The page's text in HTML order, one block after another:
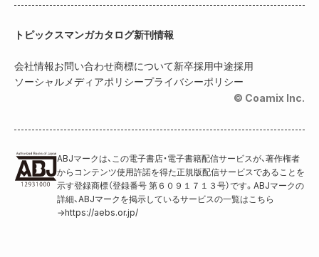
トピックスマンガカタログ新刊情報
会社情報お問い合わせ商標について新卒採用中途採用
ソーシャルメディアポリシープライバシーポリシー
© Coamix Inc.
ABJマークは、この電子書店・電子書籍配信サービスが、著作権者
からコンテンツ使用許諾を得た正規版配信サービスであることを
示す登録商標（登録番号 第６０９１７１３号）です。ABJマークの
詳細、ABJマークを掲示しているサービスの一覧はこちら
→https://aebs.or.jp/